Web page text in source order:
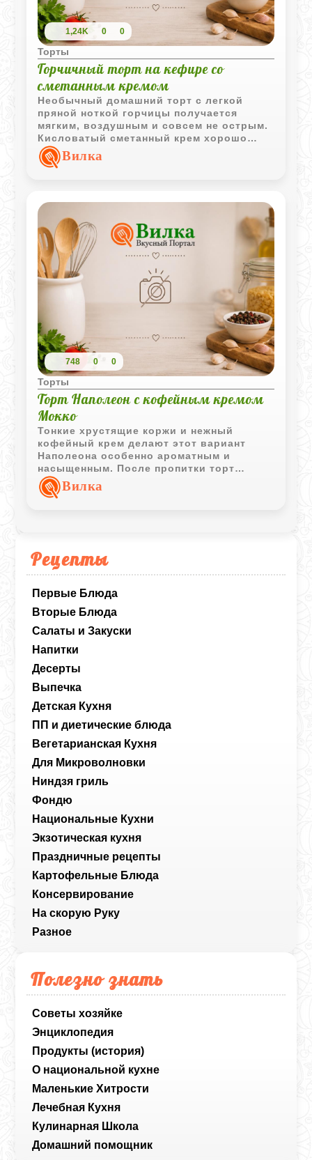
Рецепты
Первые Блюда
Вторые Блюда
Салаты и Закуски
Напитки
Десерты
Выпечка
Детская Кухня
ПП и диетические блюда
Вегетарианская Кухня
Для Микроволновки
Ниндзя гриль
Фондю
Национальные Кухни
Экзотическая кухня
Праздничные рецепты
Картофельные Блюда
Консервирование
На скорую Руку
Разное
Полезно знать
Советы хозяйке
Энциклопедия
Продукты (история)
О национальной кухне
Маленькие Хитрости
Лечебная Кухня
Кулинарная Школа
Домашний помощник
1,24K 0 0
Торты
Горчичный торт на кефире со
сметанным кремом
Необычный домашний торт с легкой
пряной ноткой горчицы получается
мягким, воздушным и совсем не острым.
Кисловатый сметанный крем хорошо
пропитывает корж и делает вкус
особенно нежным.
Вилка
748 0 0
Торты
Торт Наполеон с кофейным кремом
Мокко
Тонкие хрустящие коржи и нежный
кофейный крем делают этот вариант
Наполеона особенно ароматным и
насыщенным. После пропитки торт
становится мягким, слоистым и очень
домашним.
Вилка